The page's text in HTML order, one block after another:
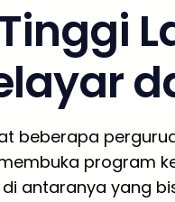
beberapa
program
antaranya yang